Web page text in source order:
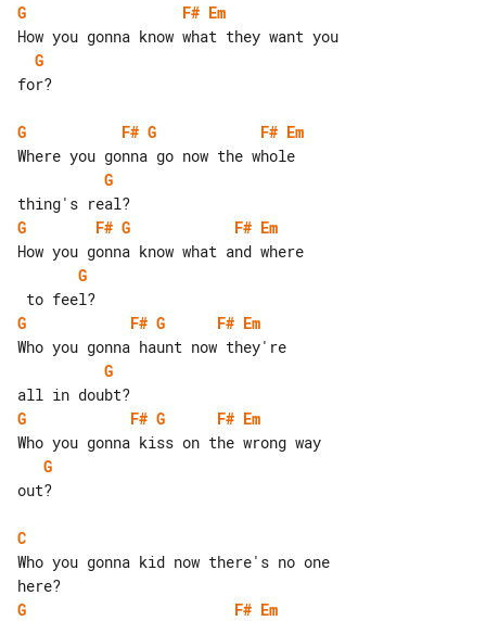
G
F# Em
G
for?
G F# G F# Em
G
G
F# G F# Em
G
G
F# G F# Em
G
G
F# G F# Em
G
out?
C
Who you gonna kid now there's no one
G
F# Em